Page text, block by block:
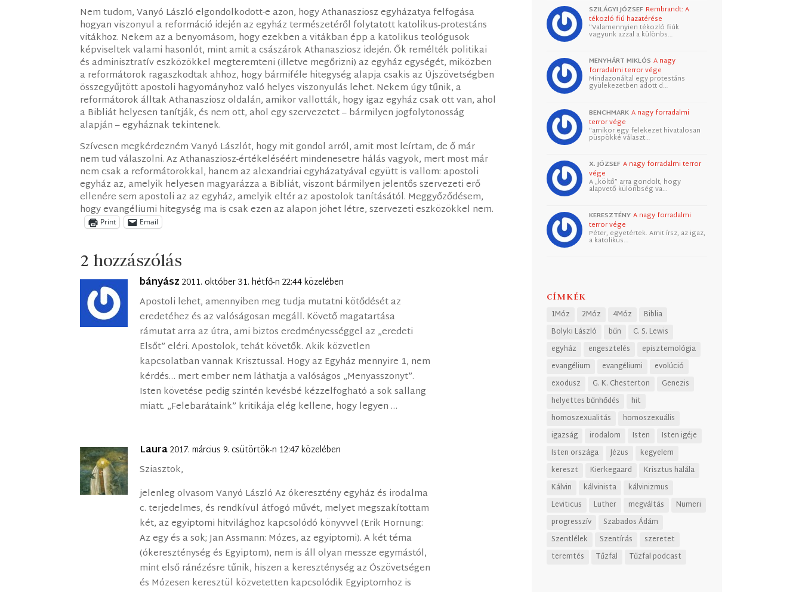
Nem tudom, Vanyó László elgondolkodott-e azon, hogy Athanasziosz egyházatya felfogása
hogyan viszonyul a reformáció idején az egyház természetéről folytatott katolikus-protestáns
vitákhoz. Nekem az a benyomásom, hogy ezekben a vitákban épp a katolikus teológusok
képviseltek valami hasonlót, mint amit a császárok Athanasziosz idején. Ők remélték politikai
és adminisztratív eszközökkel megteremteni (illetve megőrizni) az egyház egységét, miközben
a reformátorok ragaszkodtak ahhoz, hogy bármiféle hitegység alapja csakis az Újszövetségben
összegyűjtött apostoli hagyományhoz való helyes viszonyulás lehet. Nekem úgy tűnik, a
reformátorok álltak Athanasziosz oldalán, amikor vallották, hogy igaz egyház csak ott van, ahol
a Bibliát helyesen tanítják, és nem ott, ahol egy szervezetet – bármilyen jogfolytonosság
alapján – egyháznak tekintenek.
Szívesen megkérdezném Vanyó Lászlót, hogy mit gondol arról, amit most leírtam, de ő már
nem tud válaszolni. Az Athanasziosz-értékeléséért mindenesetre hálás vagyok, mert most már
nem csak a reformátorokkal, hanem az alexandriai egyházatyával együtt is vallom: apostoli
egyház az, amelyik helyesen magyarázza a Bibliát, viszont bármilyen jelentős szervezeti erő
ellenére sem apostoli az az egyház, amelyik eltér az apostolok tanításától. Meggyőződésem,
hogy evangéliumi hitegység ma is csak ezen az alapon jöhet létre, szervezeti eszközökkel nem.
Print Email
2 hozzászólás
bányász 2011. október 31. hétfő-n 22:44 közelében
Apostoli lehet, amennyiben meg tudja mutatni kötődését az
eredetéhez és az valóságosan megáll. Követő magatartása
rámutat arra az útra, ami biztos eredményességgel az „eredeti
Elsőt” eléri. Apostolok, tehát követők. Akik közvetlen
kapcsolatban vannak Krisztussal. Hogy az Egyház mennyire 1, nem
kérdés… mert ember nem láthatja a valóságos „Menyasszonyt”.
Isten követése pedig szintén kevésbé kézzelfogható a sok sallang
miatt. „Felebarátaink” kritikája elég kellene, hogy legyen …
Laura2017. március 9. csütörtök-n 12:47 közelében
Sziasztok,
jelenleg olvasom Vanyó László Az ókeresztény egyház és irodalma
c. terjedelmes, és rendkívül átfogó művét, melyet megszakítottam
két, az egyiptomi hitvilághoz kapcsolódó könyvvel (Erik Hornung:
Az egy és a sok; Jan Assmann: Mózes, az egyiptomi). A két téma
(ókereszténység és Egyiptom), nem is áll olyan messze egymástól,
mint első ránézésre tűnik, hiszen a kereszténység az Ószövetségen
és Mózesen keresztül közvetetten kapcsolódik Egyiptomhoz is
SZILÁGYI JÓZSEF Rembrandt: A
tékozló fiú hazatérése
"Valamennyien tékozló fiúk
vagyunk azzal a különbs…
MENYHÁRT MIKLÓS A nagy
forradalmi terror vége
Mindazonáltal egy protestáns
gyülekezetben adott d…
BENCHMARK A nagy forradalmi
terror vége
"amikor egy felekezet hivatalosan
püspökké választ…
X. JÓZSEF A nagy forradalmi terror
vége
A „költő” arra gondolt, hogy
alapvető különbség va…
KERESZTÉNY A nagy forradalmi
terror vége
Péter, egyetértek. Amit írsz, az igaz,
a katolikus…
CÍMKÉK
1Móz 2Móz 4Móz
Biblia
Bolyki László
bűn
C. S. Lewis
egyház
engesztelés
episztemológia
evangélium
evangéliumi
evolúció
exodusz
G. K. Chesterton
Genezis
helyettes bűnhődés
hit
homoszexualitás
homoszexuális
igazság
irodalom Isten
Isten igéje
Isten országa
Jézus
kegyelem
kereszt
Kierkegaard
Krisztus halála
Kálvin
kálvinista
kálvinizmus
Leviticus
Luther megváltás
Numeri
progresszív
Szabados Ádám
Szentlélek
Szentírás
szeretet
teremtés
Tűzfal Tűzfal podcast